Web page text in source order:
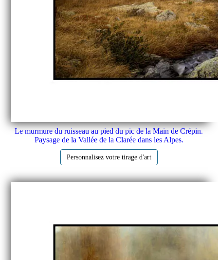
Le murmure du ruisseau au pied du pic de la Main de Crépin.
Paysage de la Vallée de la Clarée dans les Alpes.
Personnalisez votre tirage d'art